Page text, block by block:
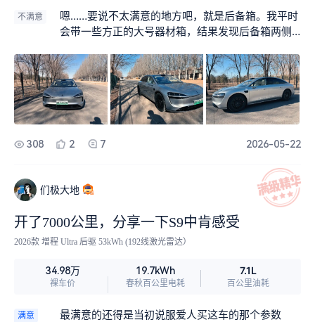
片，光影在座椅皮质上流转的那种质感，真的特别
高级。现在开了一段时间，它更像是我拍摄时的移
就能激发我的创作灵感，感觉挺值。
不满意
嗯……要说不太满意的地方吧，就是后备箱。我平时
会带一些方正的大号器材箱，结果发现后备箱两侧
严丝合缝塞进去，有时候得斜着调整角度才行。对
强迫症患者来说，看着东西歪七扭八地放着，心里
稍微有点别扭，要是能更规整些就完美了。我特别
喜欢一个人沿着公路走走停停，全程用纯电模式
开。电机那种无声无息推动车身前行的感觉，就像
贴着地面在滑翔，特别安静。这时候车里只有相机
308 2 7 2026-05-22
们极大地
开了7000公里，分享一下S9中肯感受
2026款 增程 Ultra 后驱 53kWh (192线激光雷达）
34.98万
裸车价
19.7kWh
春秋百公里电耗
7.1L
百公里油耗
满意
最满意的还得是当初说服爱人买这车的那个参数